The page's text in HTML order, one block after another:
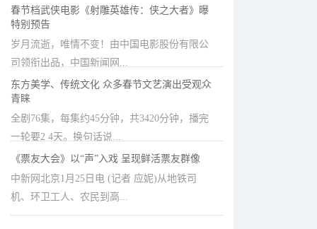
春节档武侠电影《射雕英雄传：侠之大者》曝
特别预告
岁月流逝，唯情不变！由中国电影股份有限公
司领衔出品，中国新闻网...
东方美学、传统文化 众多春节文艺演出受观众
青睐
全剧76集，每集约45分钟，共3420分钟，播完
一轮要2 4天。换句话说...
《票友大会》以“声”入戏 呈现鲜活票友群像
中新网北京1月25日电 (记者 应妮)从地铁司
机、环卫工人、农民到高...